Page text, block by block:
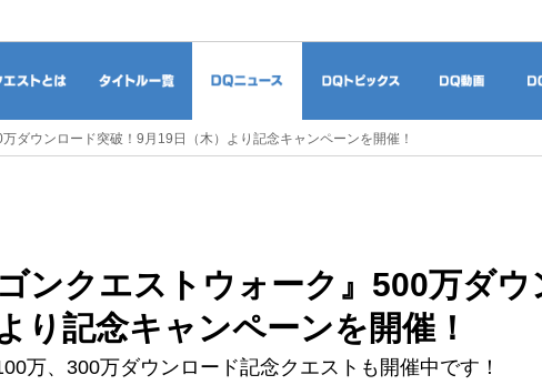
ダウンロード突破！9月19日（木）より記念キャンペーンを開催！
ゴンクエストウォーク』500万ダ
り記念キャンペーンを開催！
万、300万ダウンロード記念クエストも開催中です！